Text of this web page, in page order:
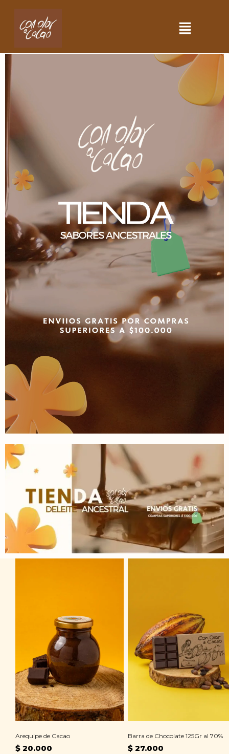
Arequipe de Cacao
$ 20.000
Barra de Chocolate 125Gr al 70%
$ 27.000